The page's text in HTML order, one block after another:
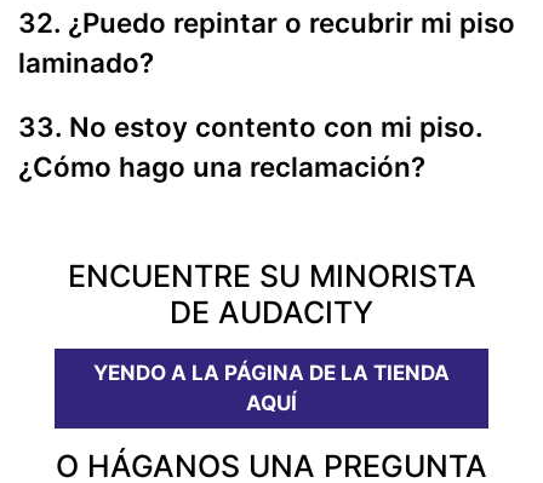
32. ¿Puedo repintar o recubrir mi piso
laminado?
33. No estoy contento con mi piso.
¿Cómo hago una reclamación?
ENCUENTRE SU MINORISTA
DE AUDACITY
YENDO A LA PÁGINA DE LA TIENDA
AQUÍ
O HÁGANOS UNA PREGUNTA